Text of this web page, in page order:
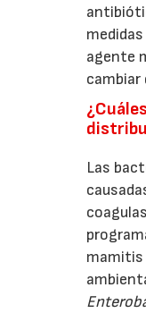
agente
Las
mamitis